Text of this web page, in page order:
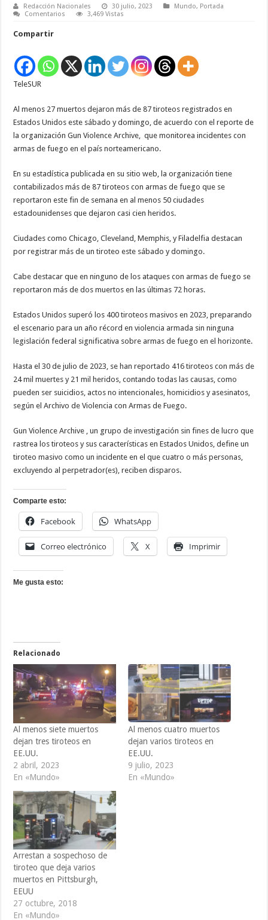
Redacción Nacionales 30 julio, 2023 Mundo, Portada
Comentarios
3,469 Vistas
Compartir
TeleSUR
Al menos 27 muertos dejaron más de 87 tiroteos registrados en
Estados Unidos este sábado y domingo, de acuerdo con el reporte de
la organización Gun Violence Archive, que monitorea incidentes con
armas de fuego en el país norteamericano.
En su estadística publicada en su sitio web, la organización tiene
contabilizados más de 87 tiroteos con armas de fuego que se
reportaron este fin de semana en al menos 50 ciudades
estadounidenses que dejaron casi cien heridos.
Ciudades como Chicago, Cleveland, Memphis, y Filadelfia destacan
por registrar más de un tiroteo este sábado y domingo.
Cabe destacar que en ninguno de los ataques con armas de fuego se
reportaron más de dos muertos en las últimas 72 horas.
Estados Unidos superó los 400 tiroteos masivos en 2023, preparando
el escenario para un año récord en violencia armada sin ninguna
legislación federal significativa sobre armas de fuego en el horizonte.
Hasta el 30 de julio de 2023, se han reportado 416 tiroteos con más de
24 mil muertes y 21 mil heridos, contando todas las causas, como
pueden ser suicidios, actos no intencionales, homicidios y asesinatos,
según el Archivo de Violencia con Armas de Fuego.
Gun Violence Archive , un grupo de investigación sin fines de lucro que
rastrea los tiroteos y sus características en Estados Unidos, define un
tiroteo masivo como un incidente en el que cuatro o más personas,
excluyendo al perpetrador(es), reciben disparos.
Comparte esto:
Facebook WhatsApp
Correo electrónico X Imprimir
Me gusta esto:
Relacionado
Al menos siete muertos
dejan tres tiroteos en
EE.UU.
2 abril, 2023
En «Mundo»
Al menos cuatro muertos
dejan varios tiroteos en
EE.UU.
9 julio, 2023
En «Mundo»
Arrestan a sospechoso de
tiroteo que deja varios
muertos en Pittsburgh,
EEUU
27 octubre, 2018
En «Mundo»